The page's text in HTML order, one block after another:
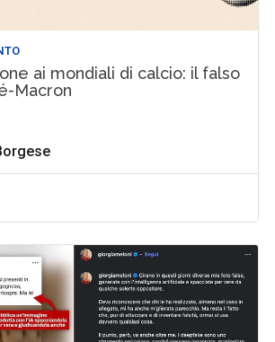
ai mondiali di calcio: il falso
Macron